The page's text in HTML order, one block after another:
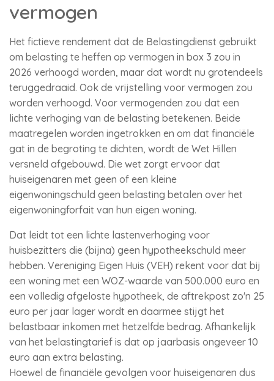
vermogen
Het fictieve rendement dat de Belastingdienst gebruikt
om belasting te heffen op vermogen in box 3 zou in
2026 verhoogd worden, maar dat wordt nu grotendeels
teruggedraaid. Ook de vrijstelling voor vermogen zou
worden verhoogd. Voor vermogenden zou dat een
lichte verhoging van de belasting betekenen. Beide
maatregelen worden ingetrokken en om dat financiële
gat in de begroting te dichten, wordt de Wet Hillen
versneld afgebouwd. Die wet zorgt ervoor dat
huiseigenaren met geen of een kleine
eigenwoningschuld geen belasting betalen over het
eigenwoningforfait van hun eigen woning.
Dat leidt tot een lichte lastenverhoging voor
huisbezitters die (bijna) geen hypotheekschuld meer
hebben. Vereniging Eigen Huis (VEH) rekent voor dat bij
een woning met een WOZ-waarde van 500.000 euro en
een volledig afgeloste hypotheek, de aftrekpost zo'n 25
euro per jaar lager wordt en daarmee stijgt het
belastbaar inkomen met hetzelfde bedrag. Afhankelijk
van het belastingtarief is dat op jaarbasis ongeveer 10
euro aan extra belasting.
Hoewel de financiële gevolgen voor huiseigenaren dus